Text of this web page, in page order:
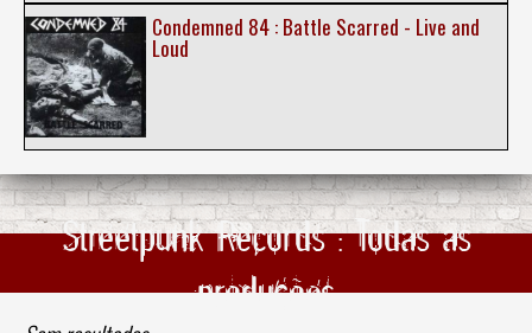
Condemned 84 : Battle Scarred - Live and
Loud
Streetpunk Records : Todas as
produções